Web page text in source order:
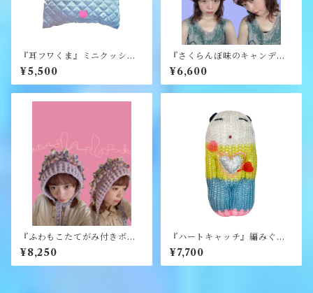
『耳フワくま』ミニクッショ
ン《むくり》
¥5,500
『さくらんぼ味のキャンディ
ハット』《merry yarn》
¥6,600
『ふわもこたてがみ付きボン
ネット』《merry yarn》
¥8,250
『ハートキャッチ』編みぐる
み《むくり》
¥7,700